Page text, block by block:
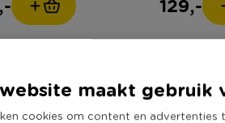
maakt gebruik
cookies om content en advertenties